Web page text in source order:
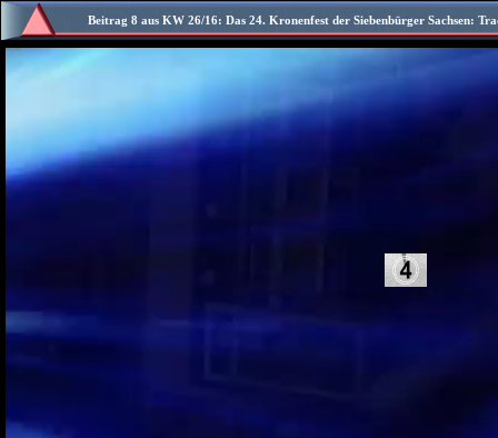
Beitrag 8 aus KW 26/16: Das 24. Kronenfest der Siebenbürger Sachsen: